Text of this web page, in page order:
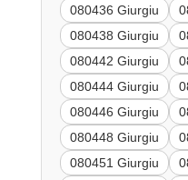
080436 Giurgiu
080438 Giurgiu
080442 Giurgiu
080444 Giurgiu
080446 Giurgiu
080448 Giurgiu
080451 Giurgiu